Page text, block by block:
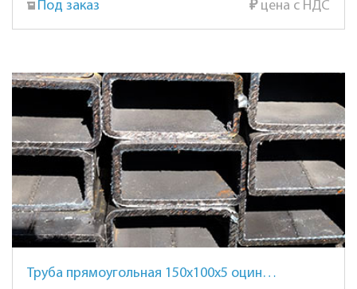
Под заказ ₽цена с НДС
Труба прямоугольная 150х100х5 оцинкованная